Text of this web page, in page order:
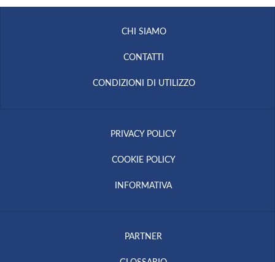
CHI SIAMO
CONTATTI
CONDIZIONI DI UTILIZZO
PRIVACY POLICY
COOKIE POLICY
INFORMATIVA
PARTNER